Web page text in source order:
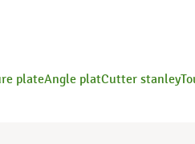
plateAngle platCutter stanley